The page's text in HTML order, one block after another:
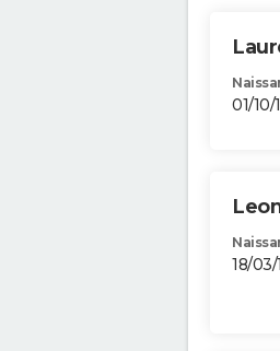
01/10/
18/03/